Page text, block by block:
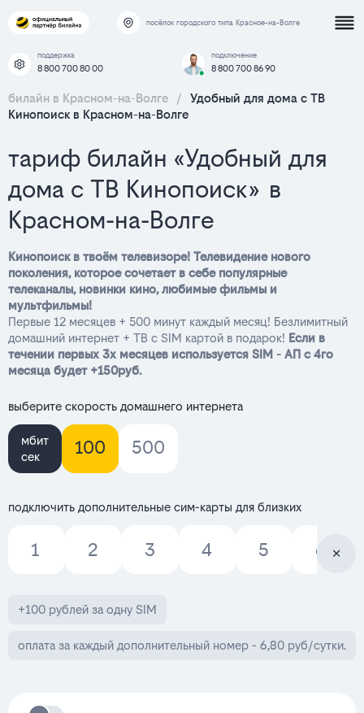
посёлок городского типа Красное-на-Волге
поддержка
8 800 700 80 00
подключение
8 800 700 86 90
билайн в Красном-на-Волге /
Удобный для дома с ТВ
Кинопоиск в Красном-на-Волге
тариф билайн «Удобный для
дома с ТВ Кинопоиск» в
Красном-на-Волге
Кинопоиск в твоём телевизоре! Телевидение нового
поколения, которое сочетает в себе популярные
телеканалы, новинки кино, любимые фильмы и
мультфильмы!
Первые 12 месяцев + 500 минут каждый месяц! Безлимитный
домашний интернет + ТВ с SIM картой в подарок! Если в
течении первых 3х месяцев используется SIM - АП с 4го
месяца будет +150руб.
выберите скорость домашнего интернета
мбит
сек
100 500
подключить дополнительные сим-карты для близких
1 2 3 4 5 6
+100 рублей за одну SIM
оплата за каждый дополнительный номер - 6,80 руб/сутки.